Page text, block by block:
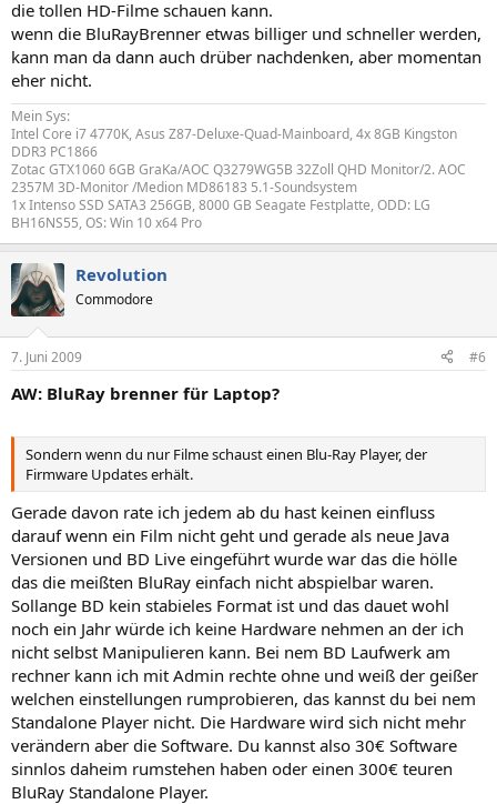
die tollen HD-Filme schauen kann.
wenn die BluRayBrenner etwas billiger und schneller werden,
kann man da dann auch drüber nachdenken, aber momentan
eher nicht.
Mein Sys:
Intel Core i7 4770K, Asus Z87-Deluxe-Quad-Mainboard, 4x 8GB Kingston
DDR3 PC1866
Zotac GTX1060 6GB GraKa/AOC Q3279WG5B 32Zoll QHD Monitor/2. AOC
2357M 3D-Monitor /Medion MD86183 5.1-Soundsystem
1x Intenso SSD SATA3 256GB, 8000 GB Seagate Festplatte, ODD: LG
BH16NS55, OS: Win 10 x64 Pro
Revolution
Commodore
7. Juni 2009 #6
AW: BluRay brenner für Laptop?
Sondern wenn du nur Filme schaust einen Blu-Ray Player, der
Firmware Updates erhält.
Gerade davon rate ich jedem ab du hast keinen einfluss
darauf wenn ein Film nicht geht und gerade als neue Java
Versionen und BD Live eingeführt wurde war das die hölle
das die meißten BluRay einfach nicht abspielbar waren.
Sollange BD kein stabieles Format ist und das dauet wohl
noch ein Jahr würde ich keine Hardware nehmen an der ich
nicht selbst Manipulieren kann. Bei nem BD Laufwerk am
rechner kann ich mit Admin rechte ohne und weiß der geißer
welchen einstellungen rumprobieren, das kannst du bei nem
Standalone Player nicht. Die Hardware wird sich nicht mehr
verändern aber die Software. Du kannst also 30€ Software
sinnlos daheim rumstehen haben oder einen 300€ teuren
BluRay Standalone Player.